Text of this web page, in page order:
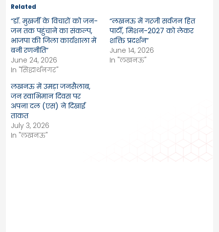
Related
“डॉ. मुखर्जी के विचारों को जन-
जन तक पहुंचाने का संकल्प,
भाजपा की जिला कार्यशाला में
बनी रणनीति”
June 24, 2026
In "सिद्धार्थनगर"
“लखनऊ में गरजी सर्वजन हित
पार्टी, मिशन-2027 को लेकर
शक्ति प्रदर्शन”
June 14, 2026
In "लखनऊ"
लखनऊ में उमड़ा जनसैलाब,
जन स्वाभिमान दिवस पर
अपना दल (एस) ने दिखाई
ताकत
July 3, 2026
In "लखनऊ"